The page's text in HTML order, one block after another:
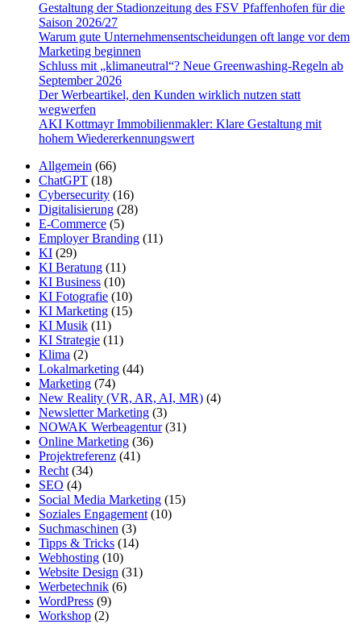
Gestaltung der Stadionzeitung des FSV Pfaffenhofen für die
Saison 2026/27
Warum gute Un­ter­nehmens­entschei­dungen oft lange vor dem
Marketing beginnen
Schluss mit „klimaneutral“? Neue Greenwashing-Regeln ab
September 2026
Der Werbeartikel, den Kunden wirklich nutzen statt
wegwerfen
AKI Kottmayr Immobilienmakler: Klare Gestaltung mit
hohem Wiedererkennungswert
Allgemein (66)
ChatGPT (18)
Cybersecurity (16)
Digitalisierung (28)
E-Commerce (5)
Employer Branding (11)
KI (29)
KI Beratung (11)
KI Business (10)
KI Fotografie (10)
KI Marketing (15)
KI Musik (11)
KI Strategie (11)
Klima (2)
Lokalmarketing (44)
Marketing (74)
New Reality (VR, AR, AI, MR) (4)
Newsletter Marketing (3)
NOWAK Werbeagentur(31)
Online Marketing (36)
Projektreferenz (41)
Recht (34)
SEO (4)
Social Media Marketing (15)
Soziales Engagement (10)
Suchmaschinen (3)
Tipps & Tricks (14)
Webhosting (10)
Website Design (31)
Werbetechnik (6)
WordPress (9)
Workshop (2)